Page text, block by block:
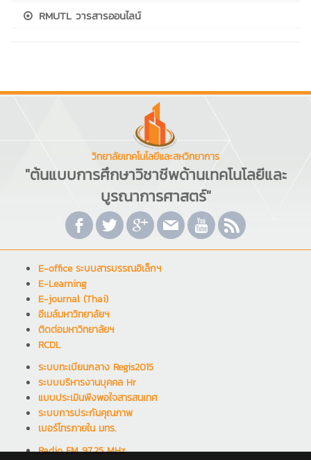
RMUTL วารสารออนไลน์
วิทยาลัยเทคโนโลยีและสหวิทยาการ
"ต้นแบบการศึกษาวิชาชีพด้านเทคโนโลยีและ
บูรณาการศาสตร์"
E-office ระบบสารบรรณอิเล็กฯ
E-Learning
E-journal (Thai)
อีเมล์มหาวิทยาลัยฯ
ติดต่อมหาวิทยาลัยฯ
RCDL
ระบบทะเบียนกลาง Regis2015
ระบบบริหารงานบุคคล Hr
แบบประเมินพึงพอใจสารสนเทศ
ระบบการประกันคุณภาพ
เบอร์โทรภายใน มทร.
Radio FM 97.25 MHz